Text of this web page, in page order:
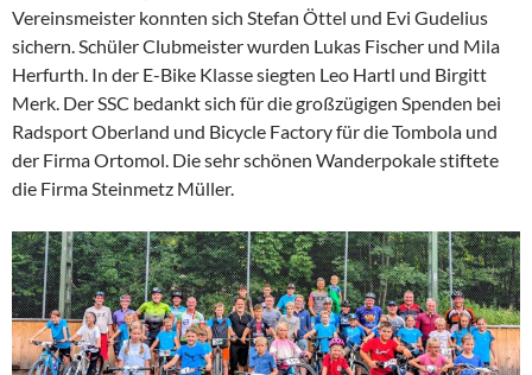
Vereinsmeister konnten sich Stefan Öttel und Evi Gudelius
sichern. Schüler Clubmeister wurden Lukas Fischer und Mila
Herfurth. In der E-Bike Klasse siegten Leo Hartl und Birgitt
Merk. Der SSC bedankt sich für die großzügigen Spenden bei
Radsport Oberland und Bicycle Factory für die Tombola und
der Firma Ortomol. Die sehr schönen Wanderpokale stiftete
die Firma Steinmetz Müller.